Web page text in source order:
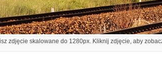
zdjęcie skalowane do 1280px. Kliknij zdjęcie, aby